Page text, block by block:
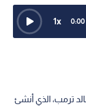
0:00
1x
ترمب، الذي أنشئ